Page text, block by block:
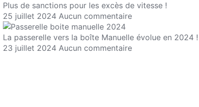
Plus de sanctions pour les excès de vitesse !
25 juillet 2024 Aucun commentaire
La passerelle vers la boîte Manuelle évolue en 2024 !
23 juillet 2024 Aucun commentaire